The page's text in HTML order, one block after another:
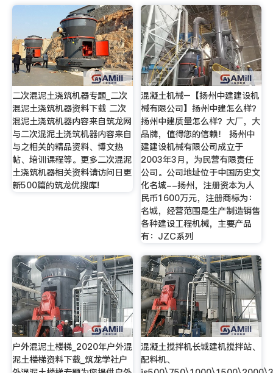
二次混泥土浇筑机器专题_二次
混泥土浇筑机器资料下载 二次
混泥土浇筑机器内容来自筑龙网
与二次混泥土浇筑机器内容来自
与之相关的精品资料、博文热
帖、培训课程等。更多二次混泥
土浇筑机器相关资料请访问日更
新500篇的筑龙优搜库!
混凝土机械–【扬州中建建设机
械有限公司】扬州中建怎么样？
扬州中建质量怎么样？大厂，大
品牌，值得您的信赖！ 扬州中
建建设机械有限公司成立于
2003年3月，为民营有限责任
公司。公司地址位于中国历史文
化名城--扬州，注册资本为人
民币1600万元，注册商标为：
名城，经营范围是生产制造销售
各种建设工程机械，主要产品
有：JZC系列
户外混泥土楼梯_2020年户外混
泥土楼梯资料下载_筑龙学社户
混凝土搅拌机长城建机搅拌站、
配料机、